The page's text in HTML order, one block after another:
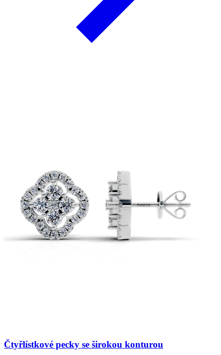
Čtyřlístkové pecky se širokou konturou